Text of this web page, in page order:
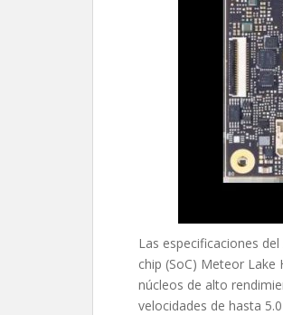
Las especificaciones
chip (SoC) Meteor Lake
núcleos de alto
velocidades de hasta